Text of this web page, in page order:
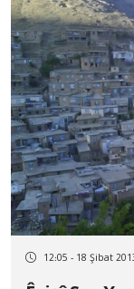
12:05 - 18 Şibat